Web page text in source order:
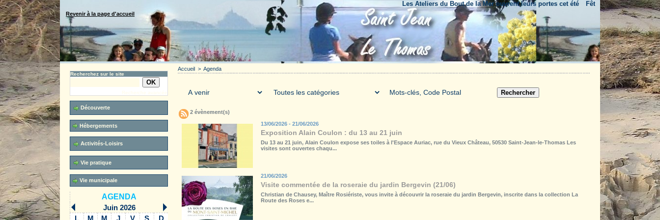
Les Ateliers du Bout de la Mer ouvrent leurs portes cet été Fête nationale & feu d'artifice
Revenir à la page d'accueil
Recherchez sur le site
Recherche avancée
Découverte
Hébergements
Activités-Loisirs
Vie pratique
Vie municipale
AGENDA
Juin 2026
L
M M J V S
D
Accueil > Agenda
2 évènement(s)
13/06/2026 - 21/06/2026
Exposition Alain Coulon : du 13 au 21 juin
Du 13 au 21 juin, Alain Coulon expose ses toiles à l'Espace Auriac, rue du Vieux Château, 50530 Saint-Jean-le-Thomas Les
visites sont ouvertes chaqu...
21/06/2026
Visite commentée de la roseraie du jardin Bergevin (21/06)
Christian de Chausey, Maître Rosiériste, vous invite à découvrir la roseraie du jardin Bergevin, inscrite dans la collection La
Route des Roses e...